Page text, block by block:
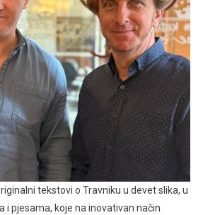
tekstovi o Travniku u devet slika, u
i pjesama, koje na inovativan način